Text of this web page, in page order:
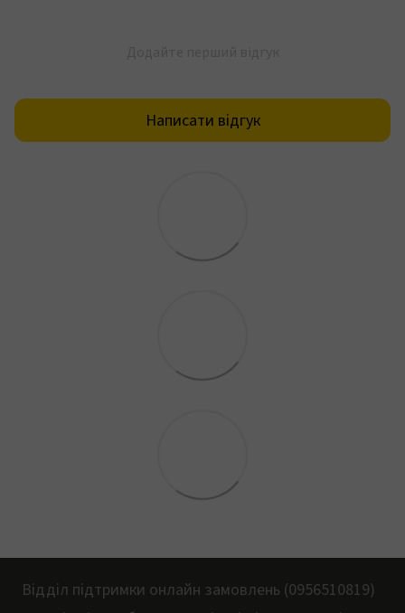
Написати відгук
Відділ підтримки онлайн замовлень (0956510819)